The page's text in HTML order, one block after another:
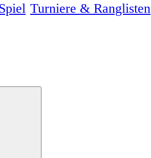
Turniere & Ranglisten